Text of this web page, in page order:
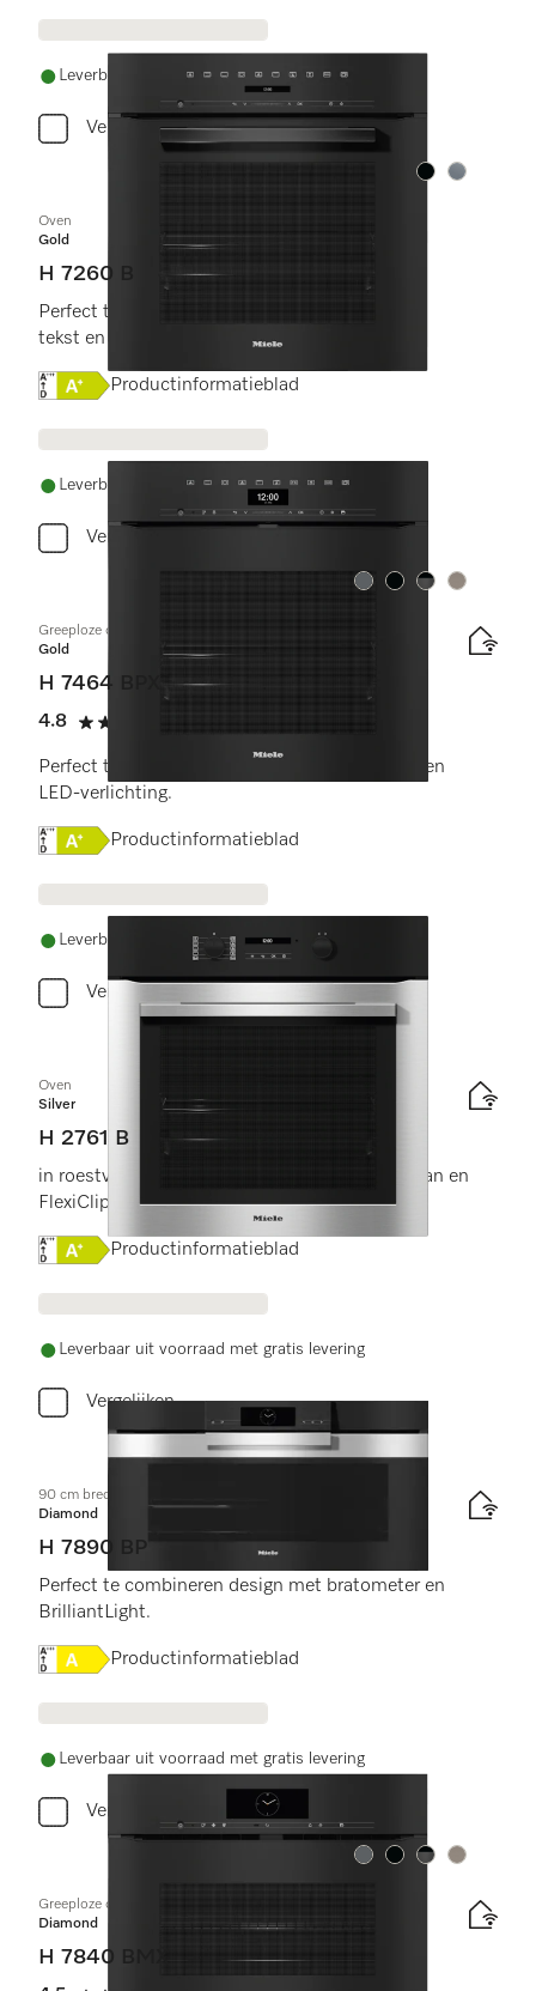
Leverbaar uit voorraad met gratis levering
Vergelijken
Kleur:Kleur:
Oven
Gold
H 7260 B
Perfect te combineren design met display met
tekst en PerfectClean.
Online Label Flag, Energielabel
Productinformatieblad
Leverbaar uit voorraad met gratis levering
Vergelijken
Kleur:Kleur:Kleur:Kleur:
Greeploze oven
Gold
H 7464 BPX
4.8
4.8 sterren op 5
Perfect te combineren design met bratometer en
LED-verlichting.
Online Label Flag, Energielabel
Productinformatieblad
Leverbaar uit voorraad met gratis levering
Vergelijken
Oven
Silver
H 2761 B
in roestvrijstalen look met netwerk, PerfectClean en
FlexiClip-geleider.
Online Label Flag, Energielabel
Productinformatieblad
Leverbaar uit voorraad met gratis levering
Vergelijken
90 cm brede oven
Diamond
H 7890 BP
Perfect te combineren design met bratometer en
BrilliantLight.
Online Label Flag, Energielabel
Productinformatieblad
Leverbaar uit voorraad met gratis levering
Vergelijken
Kleur:Kleur:Kleur:Kleur:
Greeploze compacte oven met geïntegreerde magnetron
Diamond
H 7840 BMX